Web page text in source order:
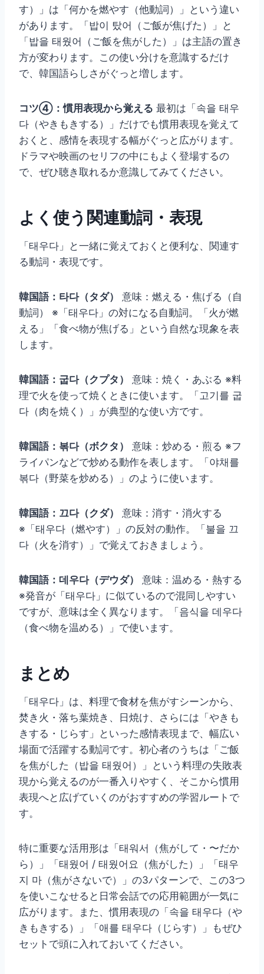
す）」は「何かを燃やす（他動詞）」という違い
があります。「밥이 탔어（ご飯が焦げた）」と
「밥을 태웠어（ご飯を焦がした）」は主語の置き
方が変わります。この使い分けを意識するだけ
で、韓国語らしさがぐっと増します。
コツ④：慣用表現から覚える 最初は「속을 태우
다（やきもきする）」だけでも慣用表現を覚えて
おくと、感情を表現する幅がぐっと広がります。
ドラマや映画のセリフの中にもよく登場するの
で、ぜひ聴き取れるか意識してみてください。
よく使う関連動詞・表現
「태우다」と一緒に覚えておくと便利な、関連す
る動詞・表現です。
韓国語：타다（タダ）
意味：燃える・焦げる（自
動詞） ※「태우다」の対になる自動詞。「火が燃
える」「食べ物が焦げる」という自然な現象を表
します。
韓国語：굽다（クプタ）
意味：焼く・あぶる ※料
理で火を使って焼くときに使います。「고기를 굽
다（肉を焼く）」が典型的な使い方です。
韓国語：볶다（ボクタ）
意味：炒める・煎る ※フ
ライパンなどで炒める動作を表します。「야채를
볶다（野菜を炒める）」のように使います。
韓国語：끄다（クダ）
意味：消す・消火する
※「태우다（燃やす）」の反対の動作。「불을 끄
다（火を消す）」で覚えておきましょう。
韓国語：데우다（デウダ）
意味：温める・熱する
※発音が「태우다」に似ているので混同しやすい
ですが、意味は全く異なります。「음식을 데우다
（食べ物を温める）」で使います。
まとめ
「태우다」は、料理で食材を焦がすシーンから、
焚き火・落ち葉焼き、日焼け、さらには「やきも
きする・じらす」といった感情表現まで、幅広い
場面で活躍する動詞です。初心者のうちは「ご飯
を焦がした（밥을 태웠어）」という料理の失敗表
現から覚えるのが一番入りやすく、そこから慣用
表現へと広げていくのがおすすめの学習ルートで
す。
特に重要な活用形は「태워서（焦がして・〜だか
ら）」「태웠어 / 태웠어요（焦がした）」「태우
지 마（焦がさないで）」の3パターンで、この3つ
を使いこなせると日常会話での応用範囲が一気に
広がります。また、慣用表現の「속을 태우다（や
きもきする）」「애를 태우다（じらす）」もぜひ
セットで頭に入れておいてください。